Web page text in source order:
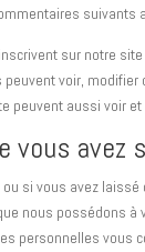
suivants
sur notre
voir,
peuvent aussi voir
vous avez
si vous avez
nous possédons à
personnelles vous